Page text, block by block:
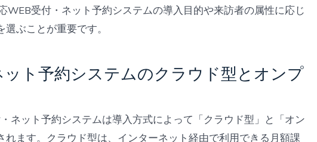
WEB受付・ネット予約システムの導入目的や来訪者の属性に応じ
ぶことが重要です。
ット予約システムのクラウド型とオンプ
ネット予約システムは導入方式によって「クラウド型」と「オン
れます。クラウド型は、インターネット経由で利用できる月額課